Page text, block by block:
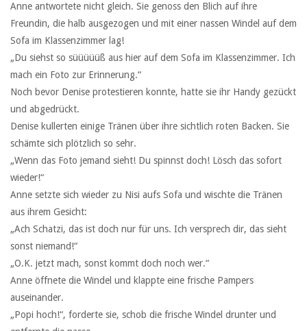
Anne antwortete nicht gleich. Sie genoss den Blich auf ihre
Freundin, die halb ausgezogen und mit einer nassen Windel auf dem
Sofa im Klassenzimmer lag!
„Du siehst so süüüüüß aus hier auf dem Sofa im Klassenzimmer. Ich
mach ein Foto zur Erinnerung.“
Noch bevor Denise protestieren konnte, hatte sie ihr Handy gezückt
und abgedrückt.
Denise kullerten einige Tränen über ihre sichtlich roten Backen. Sie
schämte sich plötzlich so sehr.
„Wenn das Foto jemand sieht! Du spinnst doch! Lösch das sofort
wieder!“
Anne setzte sich wieder zu Nisi aufs Sofa und wischte die Tränen
aus ihrem Gesicht:
„Ach Schatzi, das ist doch nur für uns. Ich versprech dir, das sieht
sonst niemand!“
„O.K. jetzt mach, sonst kommt doch noch wer.“
Anne öffnete die Windel und klappte eine frische Pampers
auseinander.
„Popi hoch!“, forderte sie, schob die frische Windel drunter und